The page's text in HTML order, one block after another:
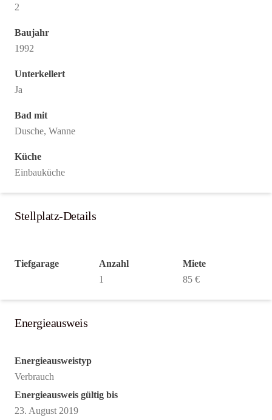
2
Baujahr
1992
Unterkellert
Ja
Bad mit
Dusche, Wanne
Küche
Einbauküche
Stellplatz-Details
Tiefgarage
Anzahl
1
Miete
85 €
Energieausweis
Energieausweistyp
Verbrauch
Energieausweis gültig bis
23. August 2019